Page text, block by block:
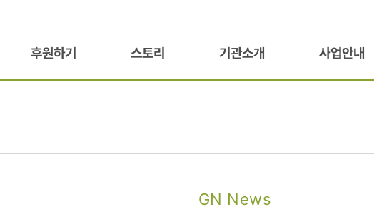
후원하기 스토리 기관소개 사업안내
GN News